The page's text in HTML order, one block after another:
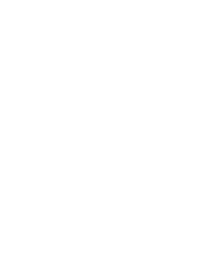
Artikel